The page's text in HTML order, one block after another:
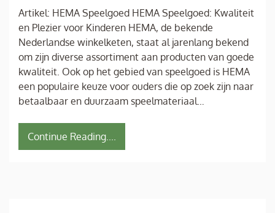
Artikel: HEMA Speelgoed HEMA Speelgoed: Kwaliteit
en Plezier voor Kinderen HEMA, de bekende
Nederlandse winkelketen, staat al jarenlang bekend
om zijn diverse assortiment aan producten van goede
kwaliteit. Ook op het gebied van speelgoed is HEMA
een populaire keuze voor ouders die op zoek zijn naar
betaalbaar en duurzaam speelmateriaal…
Continue Reading....